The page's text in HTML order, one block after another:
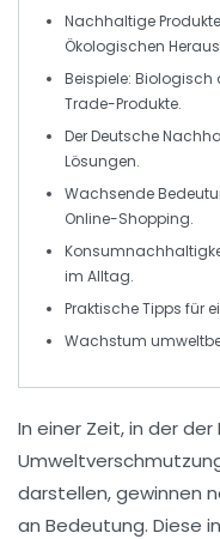
Nachhaltige Produkte
Ökologischen
Beispiele: Biologisch
Trade-Produkte.
DerDeutsche
Lösungen.
Wachsende
Online-Shopping.
im Alltag.
Praktische Tipps für
Wachstum
In einer Zeit, in der
darstellen, gewinnen
an Bedeutung. Diese